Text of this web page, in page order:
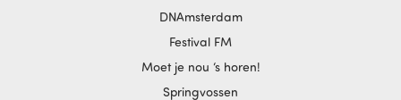
DNAmsterdam
Festival FM
Moet je nou ‘s horen!
Springvossen